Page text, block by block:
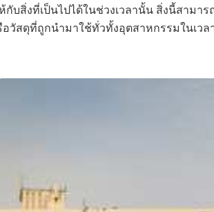
กับสิ่งที่เป็นไปได้ในช่วงเวลานั้น สิ่งนี้สามา
วัสดุที่ถูกนำมาใช้ทั่วทั้งอุตสาหกรรมในเวล